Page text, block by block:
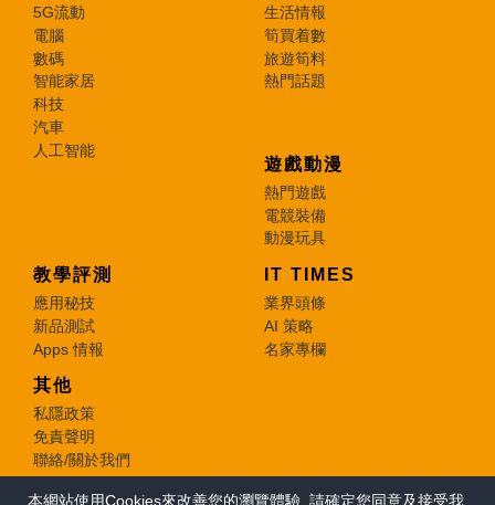
本網站使用Cookies來改善您的瀏覽體驗, 請確定您同意及接受我
5G流動
電腦
數碼
智能家居
科技
汽車
人工智能
生活情報
筍買着數
旅遊筍料
熱門話題
遊戲動漫
熱門遊戲
電競裝備
動漫玩具
教學評測
應用秘技
新品測試
Apps 情報
IT TIMES
業界頭條
AI 策略
名家專欄
其他
私隱政策
免責聲明
聯絡/關於我們